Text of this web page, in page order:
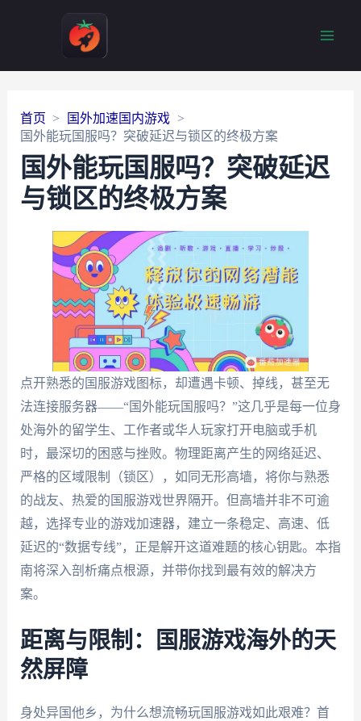
首页
国外加速国内游戏
国外能玩国服吗？突破延迟与锁区的终极方案
国外能玩国服吗？突破延迟
与锁区的终极方案
点开熟悉的国服游戏图标，却遭遇卡顿、掉线，甚至无
法连接服务器——“国外能玩国服吗？”这几乎是每一位身
处海外的留学生、工作者或华人玩家打开电脑或手机
时，最深切的困惑与挫败。物理距离产生的网络延迟、
严格的区域限制（锁区），如同无形高墙，将你与熟悉
的战友、热爱的国服游戏世界隔开。但高墙并非不可逾
越，选择专业的游戏加速器，建立一条稳定、高速、低
延迟的“数据专线”，正是解开这道难题的核心钥匙。本指
南将深入剖析痛点根源，并带你找到最有效的解决方
案。
距离与限制：国服游戏海外的天
然屏障
身处异国他乡，为什么想流畅玩国服游戏如此艰难？首